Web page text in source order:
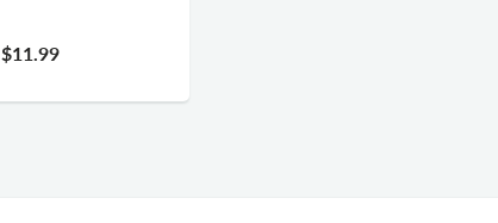
$11.99